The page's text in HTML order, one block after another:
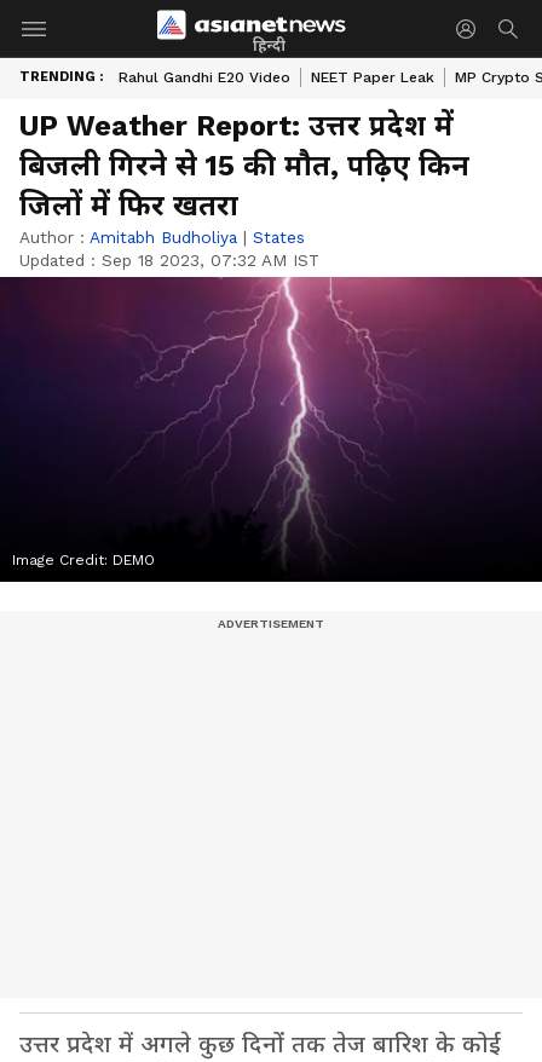
हिन्दी
TRENDING : Rahul Gandhi E20 Video NEET Paper Leak MP Crypto
UP Weather Report: उत्तर प्रदेश में
बिजली गिरने से 15 की मौत, पढ़िए किन
जिलों में फिर खतरा
Author : Amitabh Budholiya | States
Updated : Sep 18 2023, 07:32 AM IST
Image Credit: DEMO
उत्तर प्रदेश में अगले कुछ दिनों तक तेज बारिश के कोई